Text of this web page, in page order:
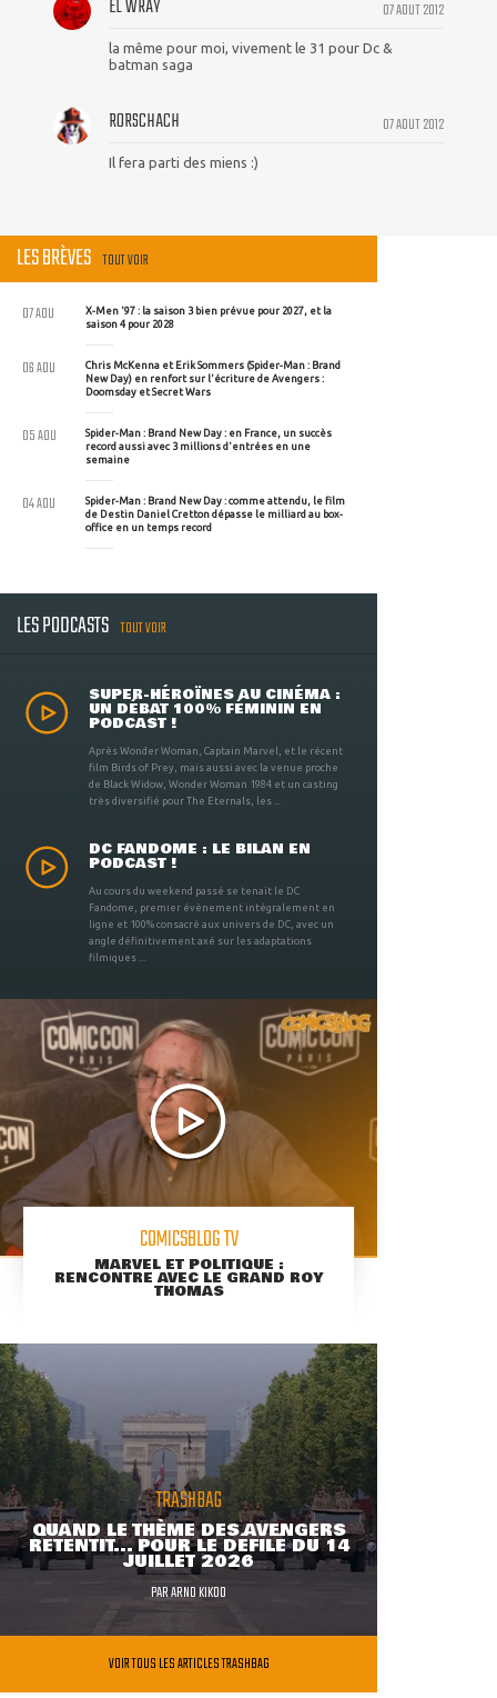
07 AOUT 2012
EL WRAY
la même pour moi, vivement le 31 pour Dc &
batman saga
07 AOUT 2012
RORSCHACH
Il fera parti des miens :)
LES BRÈVES TOUT VOIR
X-Men '97 : la saison 3 bien prévue pour 2027, et la
saison 4 pour 2028
07 AOU
Chris McKenna et Erik Sommers (Spider-Man : Brand
New Day) en renfort sur l'écriture de Avengers :
Doomsday et Secret Wars
06 AOU
Spider-Man : Brand New Day : en France, un succès
record aussi avec 3 millions d'entrées en une
semaine
05 AOU
Spider-Man : Brand New Day : comme attendu, le film
de Destin Daniel Cretton dépasse le milliard au box-
office en un temps record
04 AOU
LES PODCASTS TOUT VOIR
SUPER-HÉROÏNES AU CINÉMA :
UN DÉBAT 100% FÉMININ EN
PODCAST !
Après Wonder Woman, Captain Marvel, et le récent
film Birds of Prey, mais aussi avec la venue proche
de Black Widow, Wonder Woman 1984 et un casting
très diversifié pour The Eternals, les ...
DC FANDOME : LE BILAN EN
PODCAST !
Au cours du weekend passé se tenait le DC
Fandome, premier évènement intégralement en
ligne et 100% consacré aux univers de DC, avec un
angle définitivement axé sur les adaptations
filmiques ...
COMICSBLOG TV
MARVEL ET POLITIQUE :
RENCONTRE AVEC LE GRAND ROY
THOMAS
TRASHBAG
QUAND LE THÈME DES AVENGERS
RETENTIT... POUR LE DÉFILÉ DU 14
JUILLET 2026
PARARNO KIKOO
VOIR TOUS LES ARTICLES TRASHBAG